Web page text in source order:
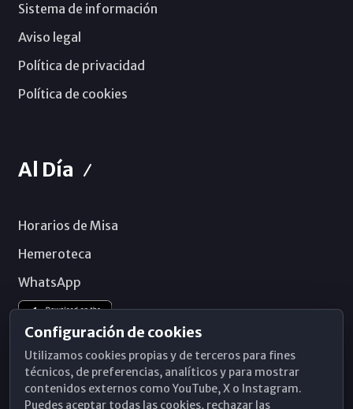
Sistema de información
Aviso legal
Política de privacidad
Política de cookies
Al Día
Horarios de Misa
Hemeroteca
WhatsApp
Configuración de cookies
Utilizamos cookies propias y de terceros para fines
técnicos, de preferencias, analíticos y para mostrar
contenidos externos como YouTube, X o Instagram.
Puedes aceptar todas las cookies, rechazar las